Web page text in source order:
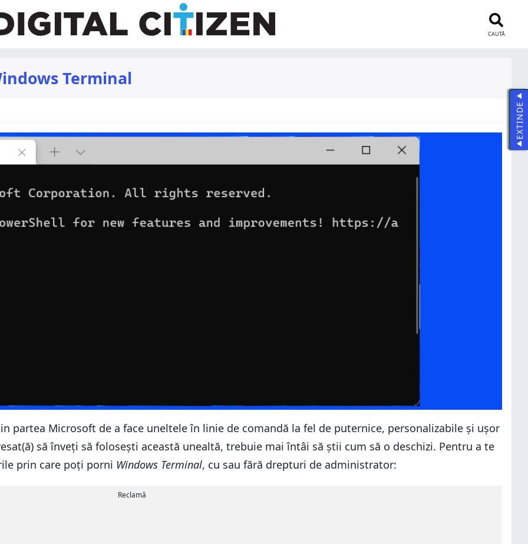
CAUTĂ
Terminal
partea Microsoft de a face uneltele în linie de comandă la fel de puternice, personalizabile și ușor
să înveți să folosești această unealtă, trebuie mai întâi să știi cum să o deschizi. Pentru a te
prin care poți porni Windows Terminal, cu sau fără drepturi de administrator:
Reclamă
EXTINDE